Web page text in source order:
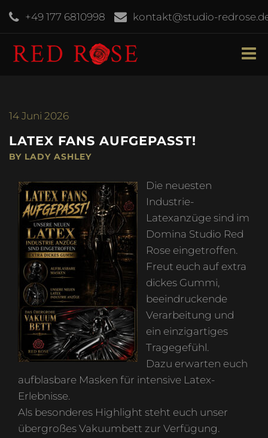
+49 177 6810998 kontakt@studio-
14 Juni 2026
LATEX FANS AUFGEPASST!
BY LADY ASHLEY
Die neuesten
Industrie-
Latexanzüge sind im
Domina Studio Red
Rose eingetroffen.
Freut euch auf extra
dickes Gummi,
beeindruckende
Verarbeitung und
ein einzigartiges
Tragegefühl.
Dazu erwarten euch
aufblasbare Masken für intensive Latex-
Erlebnisse.
Als besonderes Highlight steht euch unser
übergroßes Vakuumbett zur Verfügung.